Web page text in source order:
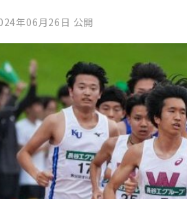
年06月26日 公開